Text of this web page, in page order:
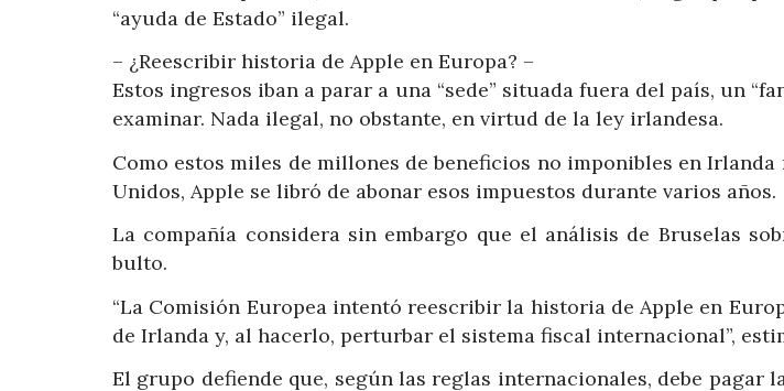
“ayuda de Estado” ilegal.
– ¿Reescribir historia de Apple en Europa? –
Estos ingresos iban a parar a una “sede” situada fuera del país, un
examinar. Nada ilegal, no obstante, en virtud de la ley irlandesa.
Como estos miles de millones de beneficios no imponibles en
Unidos, Apple se libró de abonar esos impuestos durante varios años.
La compañía considera sin embargo que el análisis de Bruselas
bulto.
“La Comisión Europea intentó reescribir la historia de Apple en
de Irlanda y, al hacerlo, perturbar el sistema fiscal internacional”,
El grupo defiende que, según las reglas internacionales, debe pagar